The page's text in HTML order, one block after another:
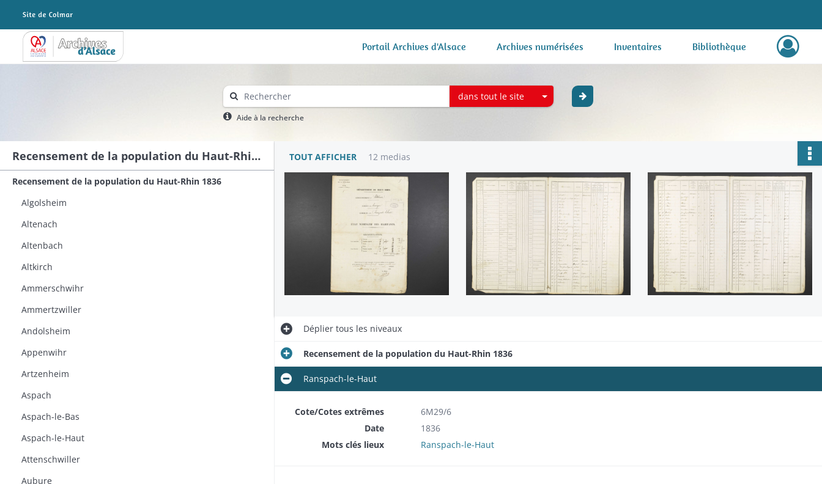
Archives Alsace - Colmar Portail Archives d'Alsace Archives numérisées Inventaires Bibliothèque
dans tout le site
Aide à la recherche
Recensement de la population du Haut-Rhin 1836
Recensement de la population du Haut-Rhin 1836
Algolsheim
Altenach
Altenbach
Altkirch
Ammerschwihr
Ammertzwiller
Andolsheim
Appenwihr
Artzenheim
Aspach
Aspach-le-Bas
Aspach-le-Haut
Attenschwiller
Aubure
TOUT AFFICHER 12 medias
Dépliertous les niveaux
Recensement de la population du Haut-Rhin 1836
Ranspach-le-Haut
Cote/Cotes extrêmes
6M29/6
Date
1836
Mots clés lieux
Ranspach-le-Haut